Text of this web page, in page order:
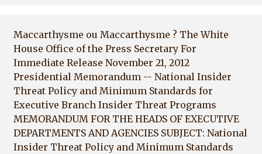
Maccarthysme ou Maccarthysme ? The White
House Office of the Press Secretary For
Immediate Release November 21, 2012
Presidential Memorandum -- National Insider
Threat Policy and Minimum Standards for
Executive Branch Insider Threat Programs
MEMORANDUM FOR THE HEADS OF EXECUTIVE
DEPARTMENTS AND AGENCIES SUBJECT: National
Insider Threat Policy and Minimum Standards